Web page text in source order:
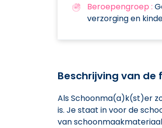
Beroepengroep :
verzorging en
Beschrijving van de
Als Schoonma(a)k(st)er
is. Je staat in voor de
van